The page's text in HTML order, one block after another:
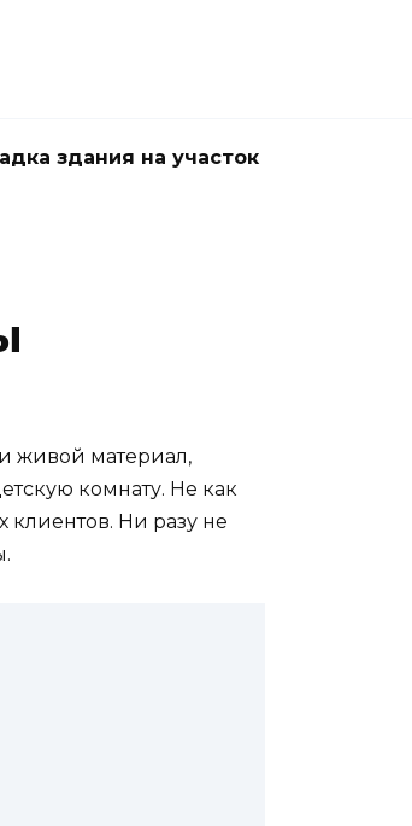
здания на участок
живой материал,
комнату. Не как
клиентов. Ни разу не